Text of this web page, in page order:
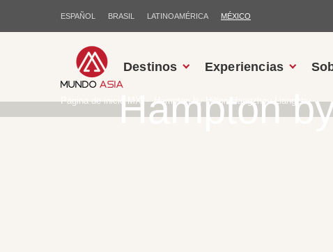
ESPAÑOL BRASIL LATINOAMÉRICA MÉXICO
Destinos Experiencias
Hampton
Página de inicio MX Hampton by Hilton Hangzhou Liangzhu